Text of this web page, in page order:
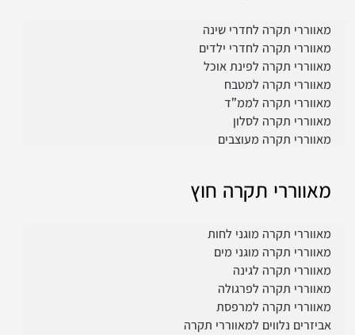
מאווררי תקרה לחדרי שינה
מאווררי תקרה לחדרי ילדים
מאווררי תקרה לפינת אוכל
מאווררי תקרה למטבח
מאווררי תקרה לממ”ד
מאווררי תקרה לסלון
מאווררי תקרה מעוצבים
מאווררי תקרה חוץ
מאווררי תקרה מוגני לחות
מאווררי תקרה מוגני מים
מאווררי תקרה לגינה
מאווררי תקרה לפרגולה
מאווררי תקרה למרפסת
אביזרים נלווים למאווררי תקרה